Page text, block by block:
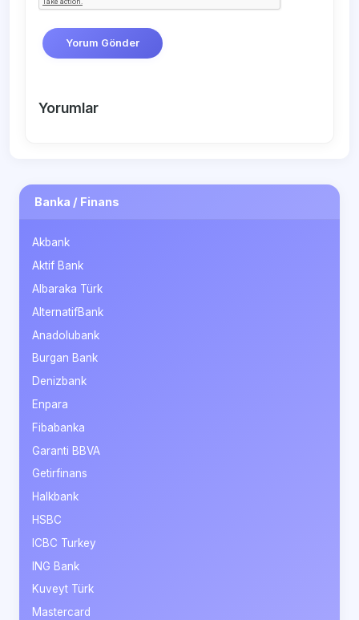
Yorum Gönder
Yorumlar
Banka / Finans
Akbank
Aktif Bank
Albaraka Türk
AlternatifBank
Anadolubank
Burgan Bank
Denizbank
Enpara
Fibabanka
Garanti BBVA
Getirfinans
Halkbank
HSBC
ICBC Turkey
ING Bank
Kuveyt Türk
Mastercard